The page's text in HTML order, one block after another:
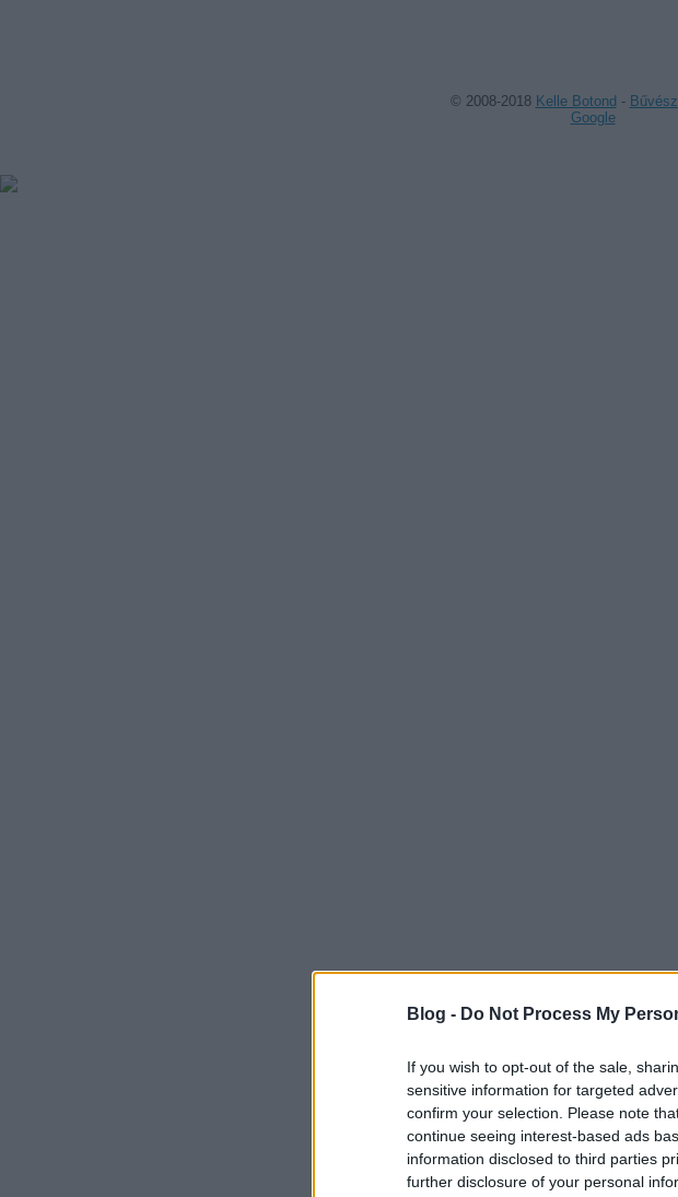
Blog - Do Not Process My
If you wish to opt-out of the sale,
sensitive information for targeted
confirm your selection. Please note
continue seeing interest-based ads
information disclosed to third parties
further disclosure of your personal
© 2008-2018 Kelle Botond - Bűvész
Google